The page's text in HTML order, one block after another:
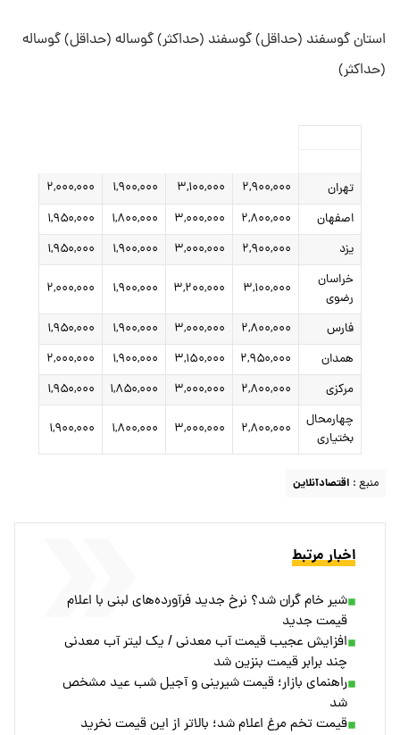
استان گوسفند (حداقل) گوسفند (حداکثر) گوساله (حداقل) گوساله
(حداکثر)
تهران ۲,۹۰۰,۰۰۰ ۳,۱۰۰,۰۰۰ ۱,۹۰۰,۰۰۰
۲,۰۰۰,۰۰۰
اصفهان
۲,۸۰۰,۰۰۰ ۳,۰۰۰,۰۰۰ ۱,۸۰۰,۰۰۰
۱,۹۵۰,۰۰۰
یزد
۲,۹۰۰,۰۰۰ ۳,۰۰۰,۰۰۰ ۱,۹۰۰,۰۰۰
۱,۹۵۰,۰۰۰
خراسان
رضوی
۳,۱۰۰,۰۰۰ ۳,۲۰۰,۰۰۰ ۱,۹۰۰,۰۰۰ ۲,۰۰۰,۰۰۰
فارس ۲,۸۰۰,۰۰۰ ۳,۰۰۰,۰۰۰ ۱,۹۰۰,۰۰۰
۱,۹۵۰,۰۰۰
همدان
۲,۹۵۰,۰۰۰ ۳,۱۵۰,۰۰۰ ۱,۹۰۰,۰۰۰
۲,۰۰۰,۰۰۰
مرکزی
۲,۸۰۰,۰۰۰ ۳,۰۰۰,۰۰۰ ۱,۸۵۰,۰۰۰
۱,۹۵۰,۰۰۰
چهارمحال
بختیاری
۲,۸۰۰,۰۰۰ ۳,۰۰۰,۰۰۰ ۱,۸۰۰,۰۰۰ ۱,۹۰۰,۰۰۰
منبع : اقتصادآنلاین
اخبار مرتبط
شیر خام گران شد؟ نرخ جدید فرآورده‌های لبنی با اعلام
قیمت جدید
افزایش عجیب قیمت آب معدنی / یک لیتر آب معدنی
چند برابر قیمت بنزین شد
راهنمای بازار؛ قیمت شیرینی و آجیل شب عید مشخص
شد
قیمت تخم مرغ اعلام شد؛ بالاتر از این قیمت نخرید